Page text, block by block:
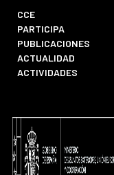
CCE
PARTICIPA
PUBLICACIONES
ACTUALIDAD
ACTIVIDADES